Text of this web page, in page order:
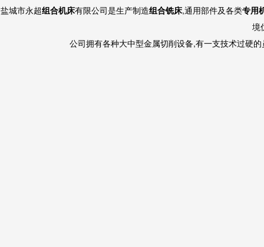
盐城市永超组合机床有限公司是生产制造组合铣床,通用部件及各类专用
境
公司拥有各种大中型金属切削设备,有一支技术过硬